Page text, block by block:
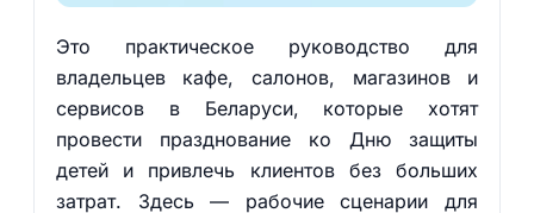
Это практическое руководство для
владельцев кафе, салонов, магазинов и
сервисов в Беларуси, которые хотят
провести празднование ко Дню защиты
детей и привлечь клиентов без больших
затрат. Здесь — рабочие сценарии для